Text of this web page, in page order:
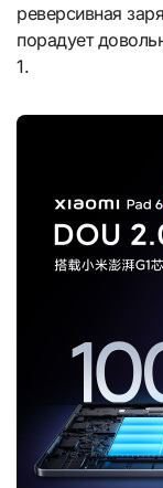
реверсивная
порадует
1.